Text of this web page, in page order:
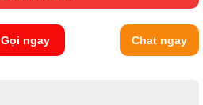
Gọi ngay Chat ngay